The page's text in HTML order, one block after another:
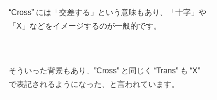
“Cross” には「交差する」という意味もあり、「十字」や
「X」などをイメージするのが一般的です。
そういった背景もあり、”Cross” と同じく “Trans” も “X”
で表記されるようになった、と言われています。